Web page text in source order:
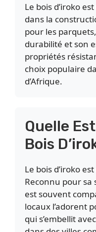
Le bois d’iroko
dans la
pour les
durabilité et son
propriétés
choix populaire
d’Afrique.
Quelle
Bois
Le bois d’iroko
Reconnu pour sa
est souvent
locaux l’adorent
qui s’embellit